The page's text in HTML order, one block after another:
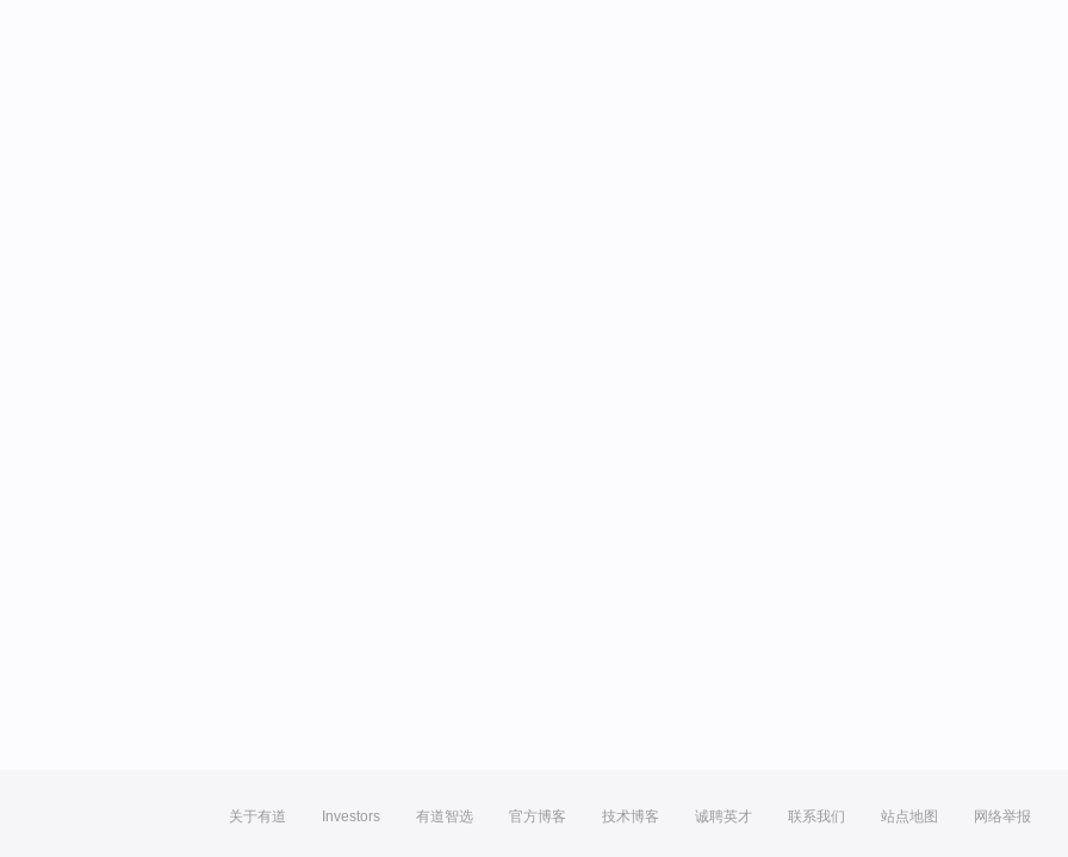
关于有道 Investors 有道智选 官方博客 技术博客 诚聘英才 联系我们 站点地图 网络举报